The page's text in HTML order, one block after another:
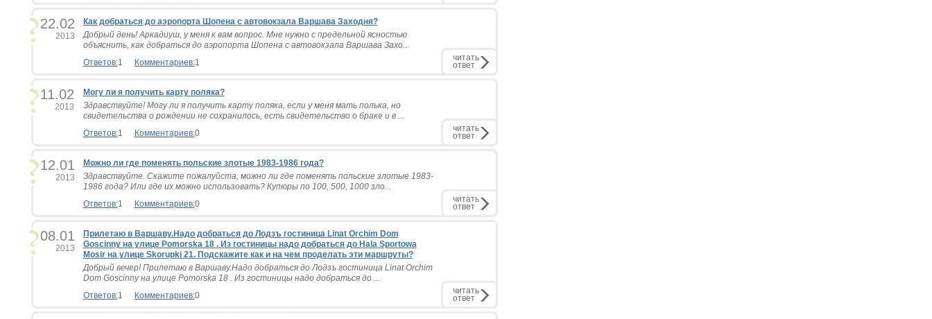
22.02
2013
Как добраться до аэропорта Шопена с автовокзала Варшава Заходня?
Добрый день! Аркадиуш, у меня к вам вопрос. Мне нужно с предельной ясностью
объяснить, как добраться до аэропорта Шопена с автовокзала Варшава Захо...
Ответов:1 Комментариев:1 читать
ответ
11.02
2013
Могу ли я получить карту поляка?
Здравствуйте! Могу ли я получить карту поляка, если у меня мать полька, но
свидетельства о рождении не сохранилось, есть свидетельство о браке и в ...
Ответов:1 Комментариев:0 читать
ответ
12.01
2013
Можно ли где поменять польские злотые 1983-1986 года?
Здравствуйте. Скажите пожалуйста, можно ли где поменять польские злотые 1983-
1986 года? Или где их можно использовать? Купюры по 100, 500, 1000 зло...
Ответов:1 Комментариев:0 читать
ответ
08.01
2013
Прилетаю в Варшаву.Надо добраться до Лодзъ гостиница Linat Orchim Dom
Goscinny на улице Pomorska 18 . Из гостиницы надо добраться до Hala Sportowa
Mosir на улице Skorupki 21. Подскажите как и на чем проделать эти маршруты?
Добрый вечер! Прилетаю в Варшаву.Надо добраться до Лодзъ гостиница Linat Orchim
Dom Goscinny на улице Pomorska 18 . Из гостиницы надо добраться до ...
Ответов:1 Комментариев:0 читать
ответ